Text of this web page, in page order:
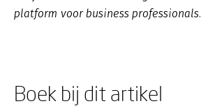
platform voor business professionals.
Boek bij dit artikel